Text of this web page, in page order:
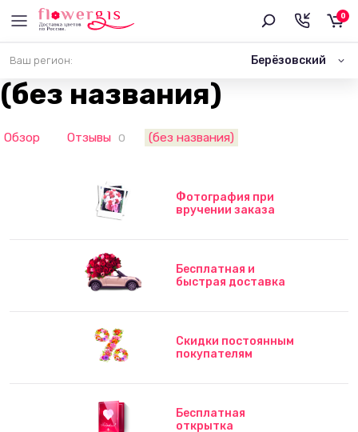
Ваш регион: Берёзовский
0
(без названия)
Обзор Отзывы 0 (без названия)
Фотография при
вручении заказа
Бесплатная и
быстрая доставка
Скидки постоянным
покупателям
Бесплатная
открытка